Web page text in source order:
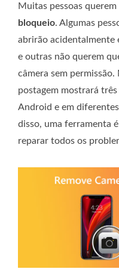
Muitas pessoas querem
bloqueio. Algumas
abrirão acidentalmente
e outras não querem
câmera sem
postagem mostrará
Android e em
disso, uma ferramenta
reparar todos os